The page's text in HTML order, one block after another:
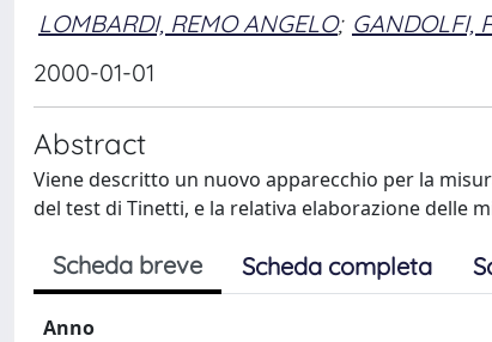
LOMBARDI, REMO ANGELO; GANDOLFI,
2000-01-01
Abstract
Viene descritto un nuovo apparecchio per la
del test di Tinetti, e la relativa elaborazione delle
Scheda breve Scheda completa
Anno